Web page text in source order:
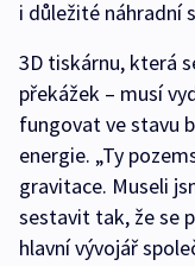
i důležité náhradní
3D tiskárnu, která
překážek – musí
fungovat ve stavu
energie. „Ty
gravitace. Museli
sestavit tak, že se
hlavní vývojář